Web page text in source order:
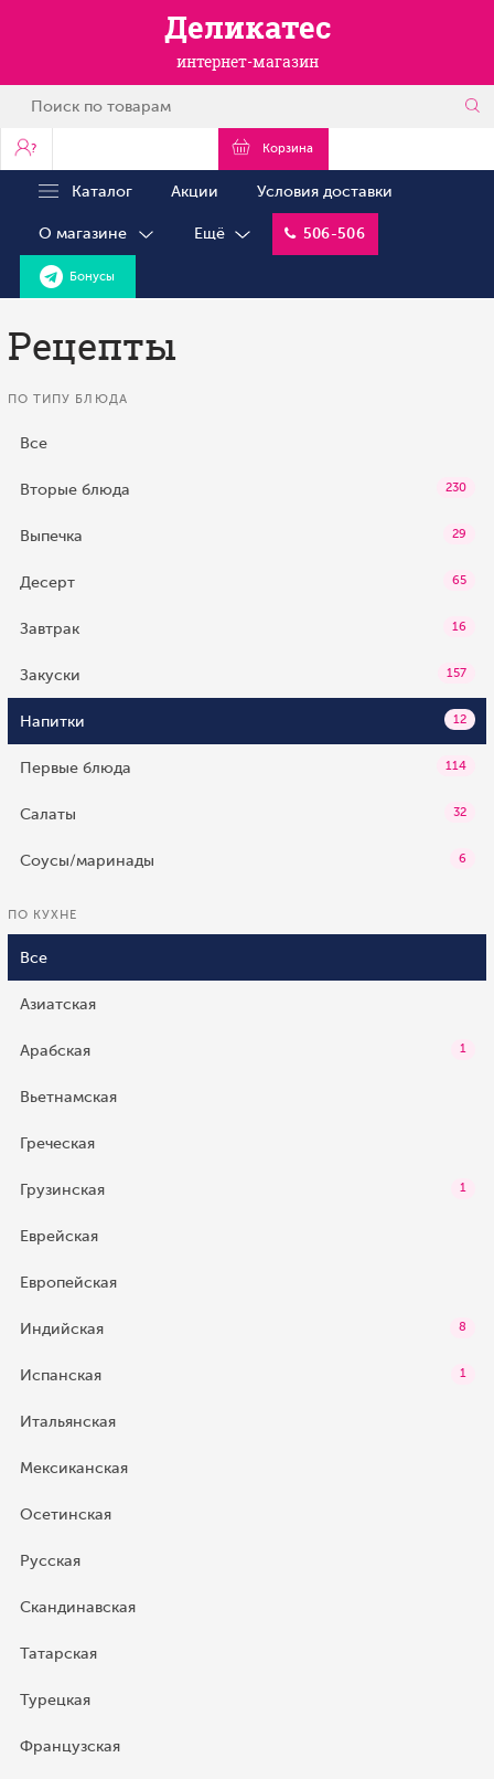
Деликатес
интернет-магазин
? Корзина
Каталог Акции Условия доставки
О магазине Ещё 506-506
Бонусы
Рецепты
ПО ТИПУ БЛЮДА
Все
Вторые блюда 230
Выпечка 29
Десерт 65
Завтрак 16
Закуски 157
Напитки 12
Первые блюда 114
Салаты 32
Соусы/маринады 6
ПО КУХНЕ
Все
Азиатская
Арабская 1
Вьетнамская
Греческая
Грузинская 1
Еврейская
Европейская
Индийская 8
Испанская 1
Итальянская
Мексиканская
Осетинская
Русская
Скандинавская
Татарская
Турецкая
Французская